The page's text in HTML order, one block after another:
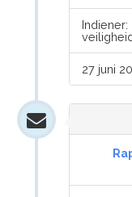
Indiener:
27 juni